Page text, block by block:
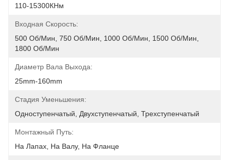
110-15300КНм
Входная Скорость:
500 Об/мин, 750 Об/мин, 1000 Об/мин, 1500 Об/мин,
1800 Об/мин
Диаметр Вала Выхода:
25mm-160mm
Стадия Уменьшения:
Одноступенчатый, Двухступенчатый, Трехступенчатый
Монтажный Путь:
На Лапах, На Валу, На Фланце